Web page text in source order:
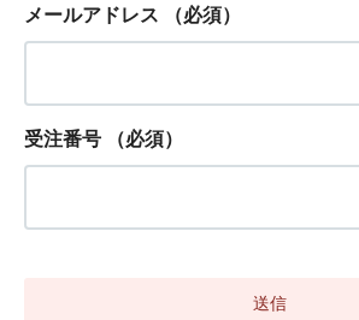
メールアドレス （必須）
受注番号 （必須）